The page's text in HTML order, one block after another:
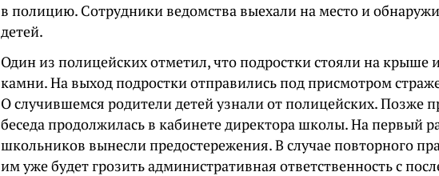
в полицию. Сотрудники ведомства выехали на место и
детей.
Один из полицейских отметил, что подростки стояли на крыше
камни. На выход подростки отправились под присмотром
О случившемся родители детей узнали от полицейских. Позже
беседа продолжилась в кабинете директора школы. На первый
школьников вынесли предостережения. В случае повторного
им уже будет грозить административная ответственность с